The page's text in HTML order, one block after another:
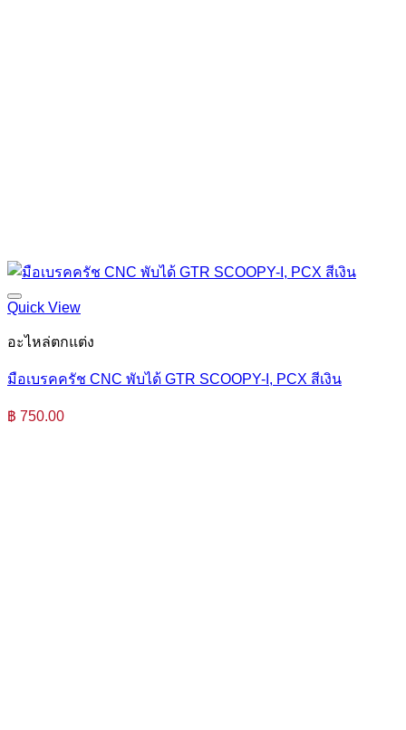
Quick View
อะไหล่ตกแต่ง
มือเบรคครัช CNC พับได้ GTR SCOOPY-I, PCX สีเงิน
฿ 750.00